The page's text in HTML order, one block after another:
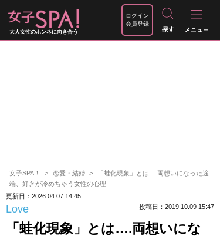
大人女性のホンネに向き合う
ログイン
会員登録
女子SPA！ 恋愛・結婚
「蛙化現象」とは….両想いになった途
端、好きが冷めちゃう女性の心理
更新日：2026.04.07 14:45
Love 投稿日：2019.10.09 15:47
「蛙化現象」とは….両想いにな